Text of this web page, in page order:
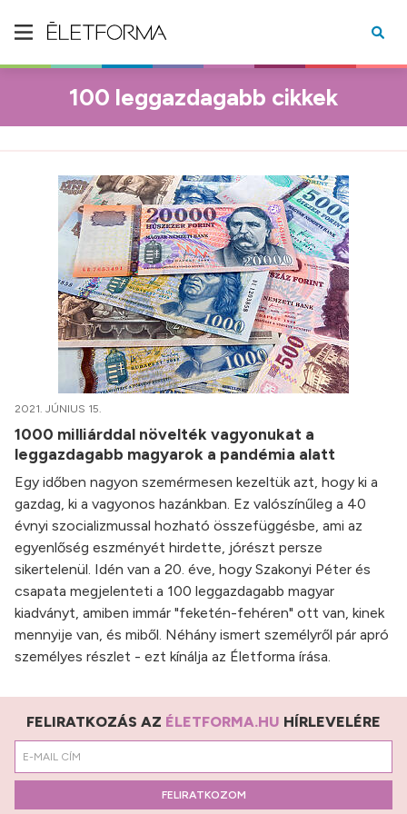
100 leggazdagabb cikkek
2021. JÚNIUS 15.
1000 milliárddal növelték vagyonukat a
leggazdagabb magyarok a pandémia alatt
Egy időben nagyon szemérmesen kezeltük azt, hogy ki a
gazdag, ki a vagyonos hazánkban. Ez valószínűleg a 40
évnyi szocializmussal hozható összefüggésbe, ami az
egyenlőség eszményét hirdette, jórészt persze
sikertelenül. Idén van a 20. éve, hogy Szakonyi Péter és
csapata megjelenteti a 100 leggazdagabb magyar
kiadványt, amiben immár "feketén-fehéren" ott van, kinek
mennyije van, és miből. Néhány ismert személyről pár apró
személyes részlet - ezt kínálja az Életforma írása.
FELIRATKOZÁS AZ ÉLETFORMA.HU HÍRLEVELÉRE
FELIRATKOZOM